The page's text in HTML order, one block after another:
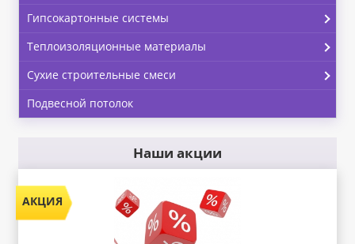
Гипсокартонные системы
Теплоизоляционные материалы
Сухие строительные смеси
Подвесной потолок
Наши акции